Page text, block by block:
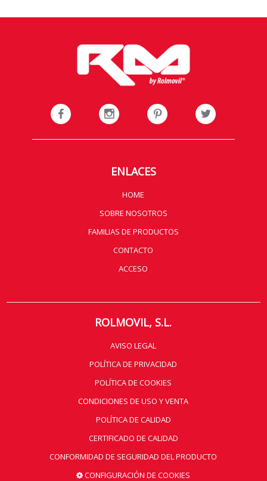
ENLACES
HOME
SOBRE NOSOTROS
FAMILIAS DE PRODUCTOS
CONTACTO
ACCESO
ROLMOVIL, S.L.
AVISO LEGAL
POLÍTICA DE PRIVACIDAD
POLÍTICA DE COOKIES
CONDICIONES DE USO Y VENTA
POLÍTICA DE CALIDAD
CERTIFICADO DE CALIDAD
CONFORMIDAD DE SEGURIDAD DEL PRODUCTO
CONFIGURACIÓN DE COOKIES